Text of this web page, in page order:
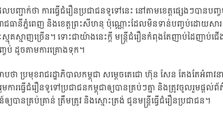
លបញ្ជាក់ថា ការធ្វើជំរឿនប្រជាជនទូទៅនេះ នៅតាមខេត្តផ្សេងៗបាន
ាជធានីភ្នំពេញ និងខេត្តព្រះសីហនុ ប៉ុណ្ណោះដែលមិនទាន់បញ្ចប់ដោយសា
គស្មាញច្រើន។ ទោះជាយ៉ាងនេះក្តី មន្ត្រីជំរឿនកំពុងតែញាប់ដៃញាប់ជើ
ចប់ ដូចតាមការគ្រោងទុក។
ថា ប្រមុខរាជរដ្ឋាភិបាលកម្ពុជា សម្ដេចតេជោ ហ៊ុន សែន តែងតែអំពាវ
ារធ្វើជំរឿនទូទៅប្រជាជនកម្ពុជាឲ្យបានគ្រប់ៗគ្នា និងត្រូវចូលរួមផ្ដ
យបានគ្រប់គ្រាន់ ត្រឹមត្រូវ និងស្មោះត្រង់ ជូនមន្ដ្រីធ្វើជំរឿនប្រជាជន។